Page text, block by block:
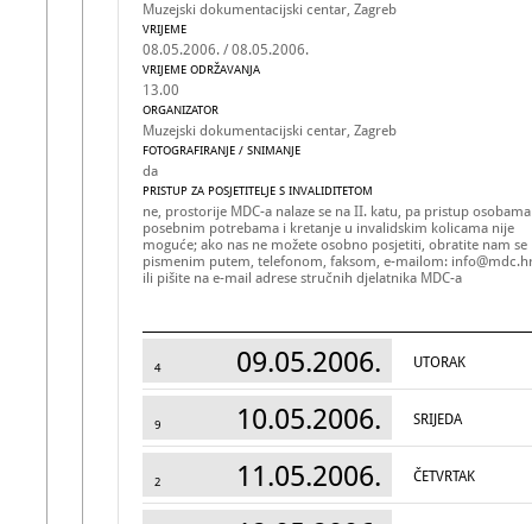
Muzejski dokumentacijski centar, Zagreb
VRIJEME
08.05.2006. / 08.05.2006.
VRIJEME ODRŽAVANJA
13.00
ORGANIZATOR
Muzejski dokumentacijski centar, Zagreb
FOTOGRAFIRANJE / SNIMANJE
da
PRISTUP ZA POSJETITELJE S INVALIDITETOM
ne, prostorije MDC-a nalaze se na II. katu, pa pristup osobama
posebnim potrebama i kretanje u invalidskim kolicama nije
moguće; ako nas ne možete osobno posjetiti, obratite nam se
pismenim putem, telefonom, faksom, e-mailom:
ili pišite na e-mail adrese stručnih djelatnika MDC-a
4 09.05.2006. UTORAK
9 10.05.2006. SRIJEDA
2 11.05.2006. ČETVRTAK